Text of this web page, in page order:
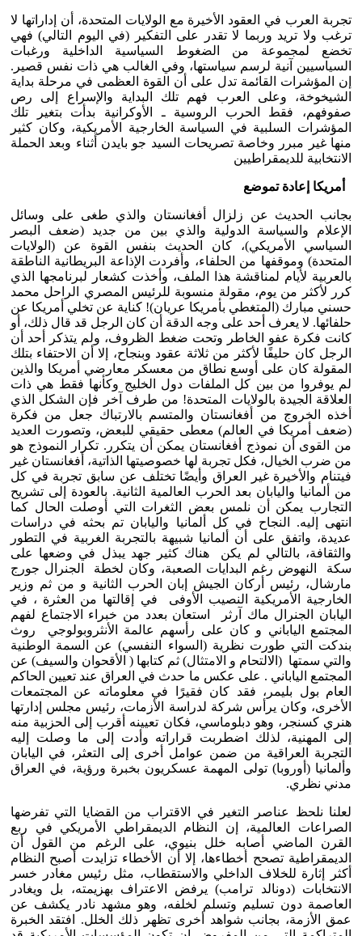
تجربة العرب في العقود الأخيرة مع الولايات المتحدة، أن إداراتها لا
ترغب ولا تريد وربما لا تقدر على التفكير (في اليوم التالي) فهي
تخضع لمجموعة من الضغوط السياسية الداخلية ورغبات
السياسيين آنية لرسم سياستها، وفي الغالب هي ذات نفس قصير.
إن المؤشرات القائمة تدل على أن القوة العظمى في مرحلة بداية
الشيخوخة، وعلى العرب فهم تلك البداية والإسراع إلى رص
صفوفهم، فقط الحرب الروسية ـ الأوكرانية بدأت بتغير تلك
المؤشرات السلبية في السياسة الخارجية الأمريكية، وكان كثير
منها غير مبرر وخاصة تصريحات السيد جو بايدن أثناء وبعد الحملة
الانتخابية للديمقراطيين
أمريكا إعادة تموضع
بجانب الحديث عن زلزال أفغانستان والذي طغى على وسائل
الإعلام والسياسة الدولية والذي بين من جديد (ضعف البصر
السياسي الأمريكي)، كان الحديث بنفس القوة عن (الولايات
المتحدة) وموقفها من الحلفاء، وأفردت الإذاعة البريطانية الناطقة
بالعربية لأيام لمناقشة هذا الملف، وأخذت كشعار لبرنامجها الذي
كرر لأكثر من يوم، مقولة منسوبة للرئيس المصري الراحل محمد
حسني مبارك (المتغطي بأمريكا عريان)! كناية عن تخلي أمريكا عن
حلفائها. لا يعرف أحد على وجه الدقة أن كان الرجل قد قال ذلك، أو
كانت فكرة عفو الخاطر وتحت ضغط الظروف، ولم يتذكر أحد أن
الرجل كان حليفًا لأكثر من ثلاثة عقود وبنجاح، إلا أن الاحتفاء بتلك
المقولة كان على أوسع نطاق من معسكر معارضي أمريكا والذين
لم يوفروا من بين كل الملفات دول الخليج وكأنها فقط هي ذات
العلاقة الجيدة بالولايات المتحدة! من طرف آخر فإن الشكل الذي
أخذه الخروج من أفغانستان والمتسم بالارتباك جعل من فكرة
(ضعف أمريكا في العالم) معطى حقيقي للبعض، وتصورت العديد
من القوى أن نموذج أفغانستان يمكن أن يتكرر. تكرار النموذج هو
من ضرب الخيال، فكل تجربة لها خصوصيتها الذاتية، أفغانستان غير
فيتنام والأخيرة غير العراق وأيضًا تختلف عن سابق تجربة في كل
من ألمانيا واليابان بعد الحرب العالمية الثانية. بالعودة إلى تشريح
التجارب يمكن أن نلمس بعض الثغرات التي أوصلت الحال كما
انتهى إليه. النجاح في كل ألمانيا واليابان تم بحثه في دراسات
عديدة، واتفق على أن ألمانيا شبيهة بالتجربة الغربية في التطور
والثقافة، بالتالي لم يكن هناك كثير جهد يبذل في وضعها على
سكة النهوض رغم البدايات الصعبة، وكان لخطة الجنرال جورج
مارشال، رئيس أركان الجيش إبان الحرب الثانية و من ثم وزير
الخارجية الأمريكية النصيب الأوفى في إقالتها من العثرة ، في
اليابان الجنرال ماك آرثر استعان بعدد من خبراء الاجتماع لفهم
المجتمع الياباني و كان على رأسهم عالمة الأنثروبولوجي روث
بندكت التي طورت نظرية (السواء النفسي) عن السمة الوطنية
والتي سمتها (الالتحام و الامتثال) ثم كتابها ( الأقحوان والسيف) عن
المجتمع الياباني . على عكس ما حدث في العراق عند تعيين الحاكم
العام بول بليمر، فقد كان فقيرًا في معلوماته عن المجتمعات
الأخرى، وكان يرأس شركة لدراسة الأزمات، رئيس مجلس إدارتها
هنري كسنجر، وهو دبلوماسي، فكان تعيينه أقرب إلى الحزبية منه
إلى المهنية، لذلك اضطربت قراراته وأدت إلى ما وصلت إليه
التجربة العراقية من ضمن عوامل أخرى إلى التعثر، في اليابان
وألمانيا (أوروبا) تولى المهمة عسكريون بخبرة ورؤية، في العراق
مدني نظري.
لعلنا نلحظ عناصر التغير في الاقتراب من القضايا التي تفرضها
الصراعات العالمية، إن النظام الديمقراطي الأمريكي في ربع
القرن الماضي أصابه خلل بنيوي، على الرغم من القول أن
الديمقراطية تصحح أخطاءها، إلا أن الأخطاء تزايدت أصبح النظام
أكثر إثارة للخلاف الداخلي والاستقطاب، مثل رئيس مغادر خسر
الانتخابات (دونالد ترامب) يرفض الاعتراف بهزيمته، بل ويغادر
العاصمة دون تسليم وتسلم لخلفه، وهو مشهد نادر يكشف عن
عمق الأزمة، بجانب شواهد أخرى تظهر ذلك الخلل. افتقد الخبرة